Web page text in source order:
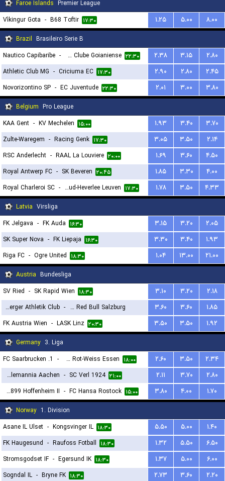
Faroe Islands Premier League
Víkingur Gota - B68 Toftir ۱۷:۳۰ ۱.۲۵ ۵.۰۰
۸.۰۰
Brazil Brasileiro Serie B
Nautico Capibaribe - Atletico Clube Goianiense ۲۲:۳۰ ۲.۳۸ ۳.۱۵
۲.۸۰
Athletic Club MG - Criciuma EC ۱۷:۳۰ ۲.۹۰ ۲.۸۰
۲.۴۵
Novorizontino SP - EC Juventude ۲۲:۳۰ ۲.۰۱ ۳.۰۰
۳.۸۰
Belgium Pro League
KAA Gent - KV Mechelen ۱۵:۰۰ ۱.۹۳ ۳.۴۰
۳.۷۰
Zulte-Waregem - Racing Genk ۱۷:۳۰ ۳.۰۵ ۳.۵۰
۲.۱۴
RSC Anderlecht - RAAL La Louviere ۲۰:۰۰ ۱.۶۹ ۳.۶۰
۴.۵۰
Royal Antwerp FC - SK Beveren ۲۰:۴۵ ۱.۸۵ ۳.۳۰
۴.۰۰
Royal Charleroi SC - Oud-Heverlee Leuven ۱۷:۳۰ ۱.۷۸ ۳.۵۰
۴.۳۳
Latvia Virsliga
FK Jelgava - FK Auda ۱۶:۳۰ ۳.۱۵ ۳.۲۰
۲.۰۵
SK Super Nova - FK Liepaja ۱۶:۳۰ ۳.۳۰ ۳.۴۰
۱.۹۳
Riga FC - Ogre United ۱۸:۳۰ ۱.۰۴ ۱۳.۰۰
۲۱.۰۰
Austria Bundesliga
SV Ried - SK Rapid Wien ۱۸:۳۰ ۳.۱۰ ۳.۲۰
۲.۱۸
Wolfsberger Athletik Club
- FC Red Bull Salzburg
۱۸:۳۰
۳.۶۰ ۳.۶۰
۱.۸۵
FK Austria Wien - LASK Linz ۲۰:۳۰ ۳.۵۰ ۳.۵۰
۱.۹۲
Germany 3. Liga
1. FC Saarbrucken - SC Rot-Weiss Essen ۱۸:۰۰ ۲.۶۰ ۳.۵۰
۲.۳۴
TSV Alemannia Aachen
- SC Verl 1924 ۲۱:۰۰ ۲.۱۱ ۳.۷۰
۲.۸۰
TSG 1899 Hoffenheim II
- FC Hansa Rostock ۱۵:۰۰ ۳.۸۰ ۴.۰۰
۱.۷۰
Norway 1. Division
Asane IL Ulset - Kongsvinger IL ۱۸:۳۰ ۵.۵۰ ۵.۰۰
۱.۴۰
FK Haugesund - Raufoss Fotball ۱۸:۳۰ ۱.۳۲ ۵.۵۰
۶.۵۰
Stromsgodset IF - Egersund IK ۱۸:۳۰ ۱.۳۷ ۵.۰۰
۶.۰۰
Sogndal IL - Bryne FK ۱۸:۳۰ ۲.۷۳ ۳.۶۰ ۲.۲۰